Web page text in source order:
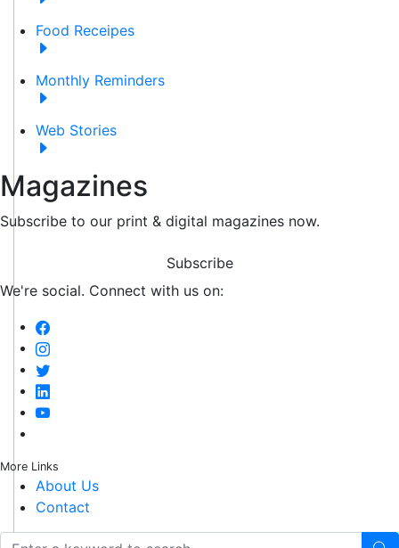
Food Receipes
Monthly Reminders
Web Stories
Magazines
Subscribe to our print & digital magazines now.
Subscribe
We're social. Connect with us on:
More Links
About Us
Contact